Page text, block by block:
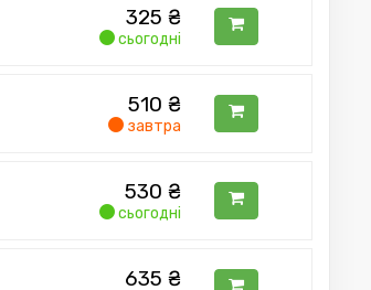
325 ₴
сьогодні
510 ₴
завтра
530 ₴
сьогодні
635 ₴